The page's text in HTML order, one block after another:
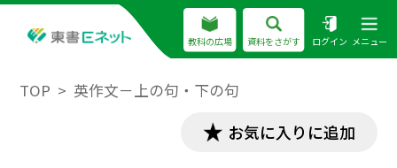
教科の広場 資料をさがす ログイン メニュー
TOP 英作文－上の句・下の句
お気に入りに追加